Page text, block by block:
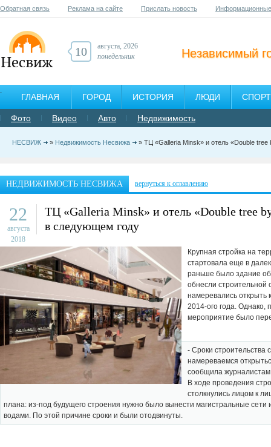
Обратная связь Реклама на сайте Прислать новость
Независимый
10
августа, 2026
понедельник
ГЛАВНАЯ ГОРОД ИСТОРИЯ ЛЮДИ СПОРТ
Фото Видео Авто Недвижимость
НЕСВИЖ » Недвижимость Несвижа » ТЦ «Galleria Minsk» и отель «Double
НЕДВИЖИМОСТЬ НЕСВИЖА вернуться к оглавлению
22
августа
2018
ТЦ «Galleria Minsk» и отель «Double tree
в следующем году
Крупная стройка на
стартовала еще в
раньше было здание
обнесли строительной
намеревались открыть
2014-ого года. Однако,
мероприятие было
- Сроки строительства
намереваемся
сообщила
В ходе проведения
столкнулись лицом к
плана: из-под будущего строения нужно было вынести магистральные сети
водами. По этой причине сроки и были отодвинуты.